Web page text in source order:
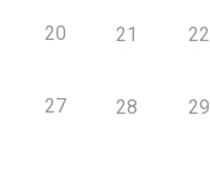
20 21 22
27 28 29